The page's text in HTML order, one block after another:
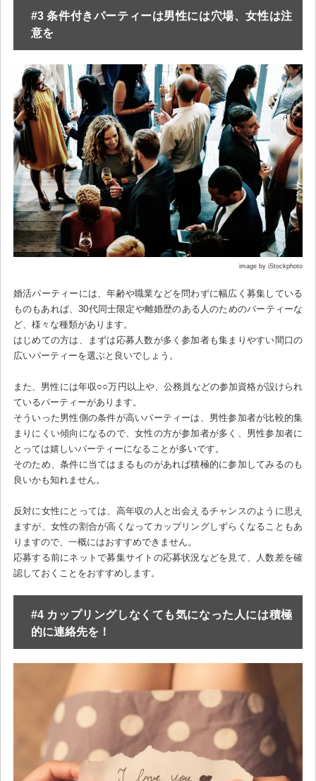
#3 条件付きパーティーは男性には穴場、女性は注
意を
image by iStockphoto
婚活パーティーには、年齢や職業などを問わずに幅広く募集している
ものもあれば、30代同士限定や離婚歴のある人のためのパーティーな
ど、様々な種類があります。
はじめての方は、まずは応募人数が多く参加者も集まりやすい間口の
広いパーティーを選ぶと良いでしょう。
また、男性には年収○○万円以上や、公務員などの参加資格が設けられ
ているパーティーがあります。
そういった男性側の条件が高いパーティーは、男性参加者が比較的集
まりにくい傾向になるので、女性の方が参加者が多く、男性参加者に
とっては嬉しいパーティーになることが多いです。
そのため、条件に当てはまるものがあれば積極的に参加してみるのも
良いかも知れません。
反対に女性にとっては、高年収の人と出会えるチャンスのように思え
ますが、女性の割合が高くなってカップリングしずらくなることもあ
りますので、一概にはおすすめできません。
応募する前にネットで募集サイトの応募状況などを見て、人数差を確
認しておくことをおすすめします。
#4 カップリングしなくても気になった人には積極
的に連絡先を！